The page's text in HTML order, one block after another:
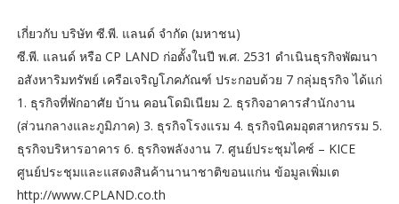
เกี่ยวกับ บริษัท ซี.พี. แลนด์ จำกัด (มหาชน)
ซี.พี. แลนด์ หรือ CP LAND ก่อตั้งในปี พ.ศ. 2531 ดำเนินธุรกิจพัฒนา
อสังหาริมทรัพย์ เครือเจริญโภคภัณฑ์ ประกอบด้วย 7 กลุ่มธุรกิจ ได้แก่
1. ธุรกิจที่พักอาศัย บ้าน คอนโดมิเนียม 2. ธุรกิจอาคารสำนักงาน
(ส่วนกลางและภูมิภาค) 3. ธุรกิจโรงแรม 4. ธุรกิจนิคมอุตสาหกรรม 5.
ธุรกิจบริหารอาคาร 6. ธุรกิจพลังงาน 7. ศูนย์ประชุมไคซ์ – KICE
ศูนย์ประชุมและแสดงสินค้านานาชาติขอนแก่น ข้อมูลเพิ่มเต
http://www.CPLAND.co.th​